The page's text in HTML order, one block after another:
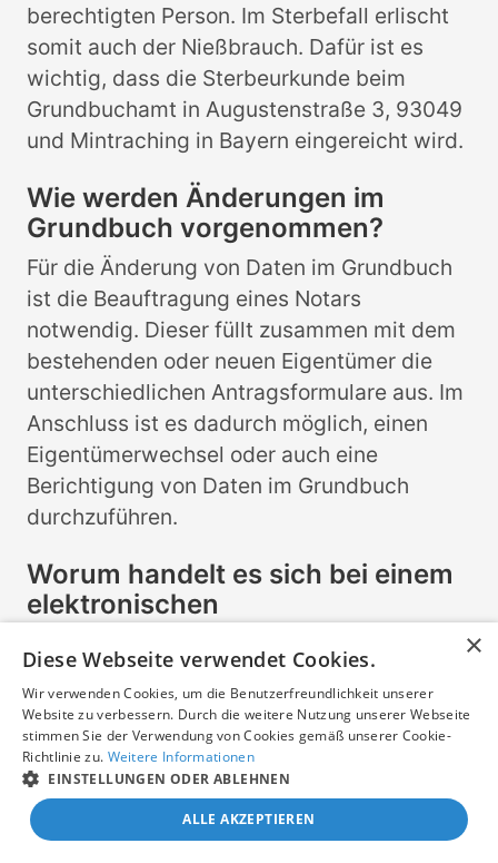
berechtigten Person. Im Sterbefall erlischt
somit auch der Nießbrauch. Dafür ist es
wichtig, dass die Sterbeurkunde beim
Grundbuchamt in Augustenstraße 3, 93049
und Mintraching in Bayern eingereicht wird.
Wie werden Änderungen im
Grundbuch vorgenommen?
Für die Änderung von Daten im Grundbuch
ist die Beauftragung eines Notars
notwendig. Dieser füllt zusammen mit dem
bestehenden oder neuen Eigentümer die
unterschiedlichen Antragsformulare aus. Im
Anschluss ist es dadurch möglich, einen
Eigentümerwechsel oder auch eine
Berichtigung von Daten im Grundbuch
durchzuführen.
Worum handelt es sich bei einem
elektronischen
Seit mehreren Jahren werden die
Grundbücher elektronisch geführt und
können auch elektronisch abgerufen
werden. Der elektronische Zugriff ist jedoch
nur speziellen Berufsgruppen wie Notaren
und anderen gestattet, die im Rahmen Ihrer
×
Diese Webseite verwendet Cookies.
Wir verwenden Cookies, um die Benutzerfreundlichkeit unserer
Website zu verbessern. Durch die weitere Nutzung unserer Webseite
stimmen Sie der Verwendung von Cookies gemäß unserer Cookie-
Richtlinie zu. Weitere Informationen
EINSTELLUNGEN ODER ABLEHNEN
ALLE AKZEPTIEREN